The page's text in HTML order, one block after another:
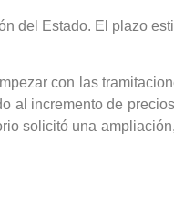
del Estado. El plazo
con las
al incremento de
solicitó una